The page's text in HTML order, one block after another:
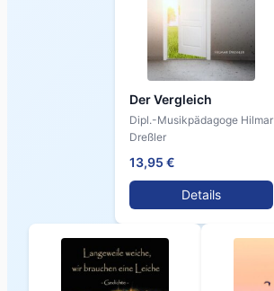
Der Vergleich
Dipl.-Musikpädagoge Hilmar
Dreßler
13,95 €
Details